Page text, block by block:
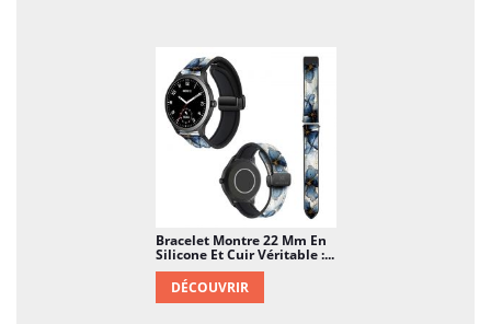
Bracelet Montre 22 Mm En
Silicone Et Cuir Véritable :...
DÉCOUVRIR